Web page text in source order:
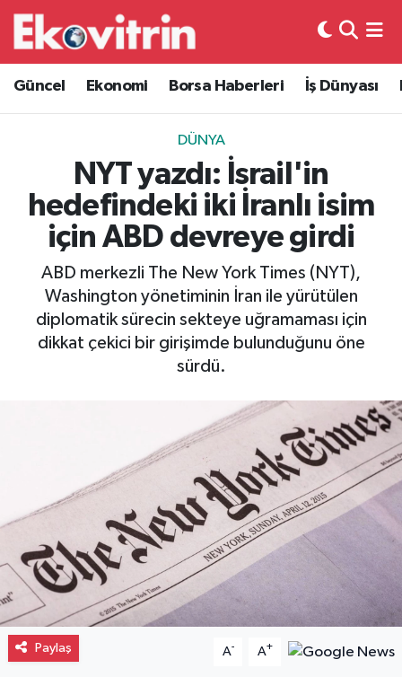
Güncel Ekonomi Borsa Haberleri İş Dünyası
DÜNYA
NYT yazdı: İsrail'in
hedefindeki iki İranlı isim
için ABD devreye girdi
ABD merkezli The New York Times (NYT),
Washington yönetiminin İran ile yürütülen
diplomatik sürecin sekteye uğramaması için
dikkat çekici bir girişimde bulunduğunu öne
sürdü.
Paylaş A- A+
Güncel
Ekonomi
Borsa Haberleri
İş Dünyası
Lojistik
Otovitrin
Asayiş
Hava Durumu
Trafik Durumu
Süper Lig Puan Durumu ve Fikstür
Tüm Manşetler
Son Dakika Haberleri
Haber Arşivi